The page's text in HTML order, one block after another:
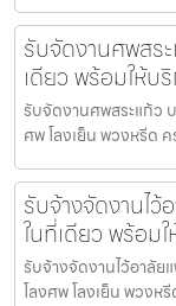
รับจัดงานศพสร
เดียว พร้อมให้บ
รับจัดงานศพสระแก้ว
ศพ โลงเย็น พวงหรีด
รับจ้างจัดงานไ
ในที่เดียว พร้อม
รับจ้างจัดงานไว้อาลั
โลงศพ โลงเย็น พวงห